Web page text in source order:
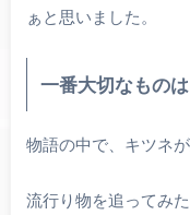
ぁと思いました。
一番大切なもの
物語の中で、キツネ
流行り物を追ってみ